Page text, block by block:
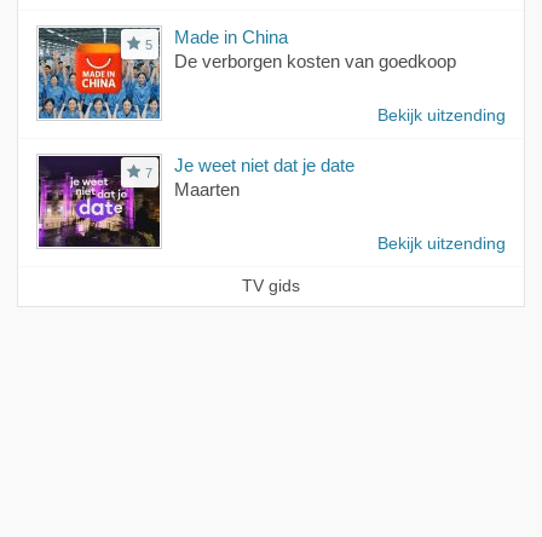
5
Made in China
De verborgen kosten van goedkoop
Bekijk uitzending
7
Je weet niet dat je date
Maarten
Bekijk uitzending
TV gids